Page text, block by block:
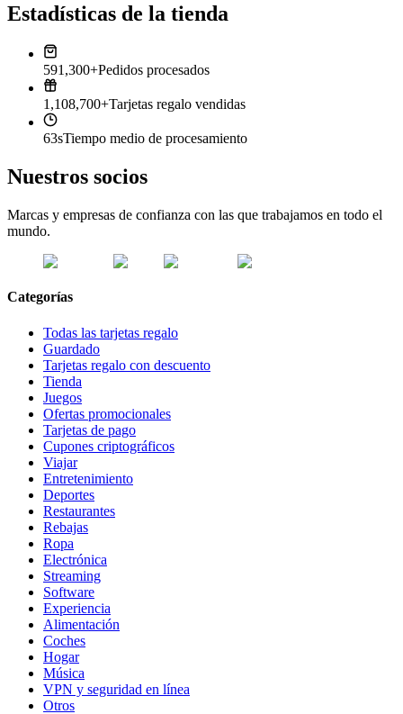
Estadísticas de la tienda
591,300+Pedidos procesados
1,108,700+Tarjetas regalo vendidas
63sTiempo medio de procesamiento
Nuestros socios
Marcas y empresas de confianza con las que trabajamos en todo el
mundo.
Categorías
Todas las tarjetas regalo
Guardado
Tarjetas regalo con descuento
Tienda
Juegos
Ofertas promocionales
Tarjetas de pago
Cupones criptográficos
Viajar
Entretenimiento
Deportes
Restaurantes
Rebajas
Ropa
Electrónica
Streaming
Software
Experiencia
Alimentación
Coches
Hogar
Música
VPN y seguridad en línea
Otros